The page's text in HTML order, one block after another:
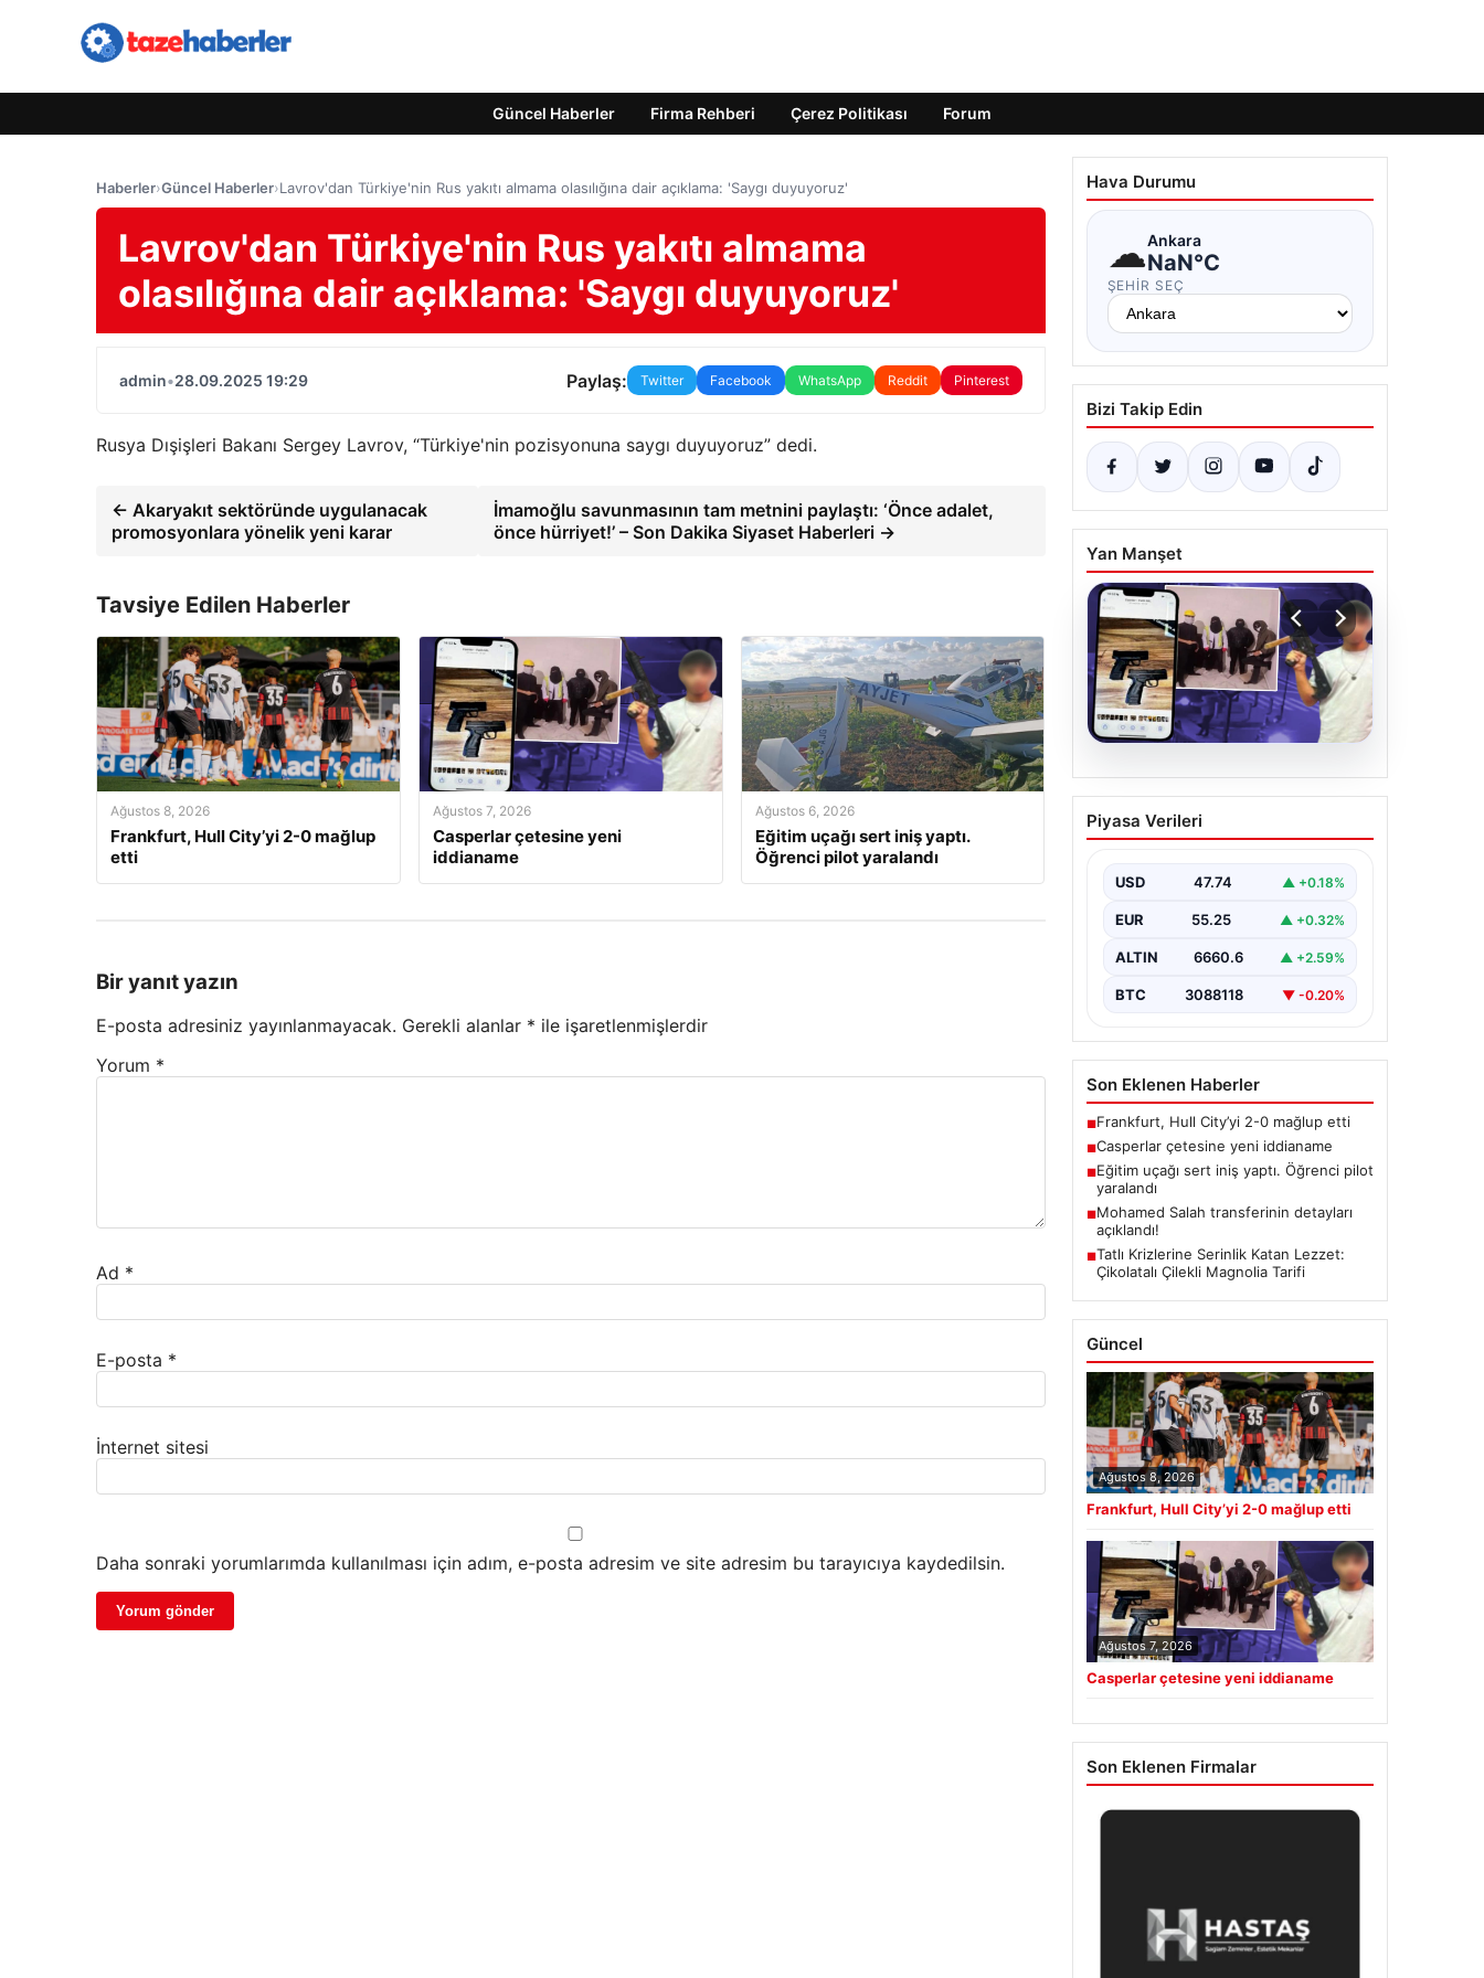
Güncel Haberler Firma Rehberi Çerez Politikası Forum
Haberler›Güncel Haberler›Lavrov'dan Türkiye'nin Rus yakıtı almama olasılığına dair açıklama: 'Saygı duyuyoruz'
Lavrov'dan Türkiye'nin Rus yakıtı almama
olasılığına dair açıklama: 'Saygı duyuyoruz'
admin•28.09.2025 19:29 Paylaş: Twitter Facebook WhatsApp Reddit Pinterest
Rusya Dışişleri Bakanı Sergey Lavrov, “Türkiye'nin pozisyonuna saygı duyuyoruz” dedi.
← Akaryakıt sektöründe uygulanacak
promosyonlara yönelik yeni karar
İmamoğlu savunmasının tam metnini paylaştı: ‘Önce adalet,
önce hürriyet!’ – Son Dakika Siyaset Haberleri →
Tavsiye Edilen Haberler
Ağustos 8, 2026
Frankfurt, Hull City’yi 2-0 mağlup
etti
Ağustos 7, 2026
Casperlar çetesine yeni
iddianame
Ağustos 6, 2026
Eğitim uçağı sert iniş yaptı.
Öğrenci pilot yaralandı
Bir yanıt yazın
E-posta adresiniz yayınlanmayacak. Gerekli alanlar * ile işaretlenmişlerdir
Yorum *
Ad *
E-posta *
İnternet sitesi
Daha sonraki yorumlarımda kullanılması için adım, e-posta adresim ve site adresim bu tarayıcıya kaydedilsin.
Hava Durumu
☁Ankara
NaN°C
ŞEHIR SEÇ
Bizi Takip Edin
Yan Manşet
07.08.2026
Casperlar çetesine yeni
iddianame
Piyasa Verileri
USD 47.74 ▲ +0.18%
EUR 55.25 ▲ +0.32%
ALTIN 6660.6 ▲ +2.59%
BTC 3088118 ▼ -0.20%
Son Eklenen Haberler
■Frankfurt, Hull City’yi 2-0 mağlup etti
■Casperlar çetesine yeni iddianame
■Eğitim uçağı sert iniş yaptı. Öğrenci pilot
yaralandı
■Mohamed Salah transferinin detayları
açıklandı!
■Tatlı Krizlerine Serinlik Katan Lezzet:
Çikolatalı Çilekli Magnolia Tarifi
Güncel
Ağustos 8, 2026
Frankfurt, Hull City’yi 2-0 mağlup etti
Ağustos 7, 2026
Casperlar çetesine yeni iddianame
Son Eklenen Firmalar